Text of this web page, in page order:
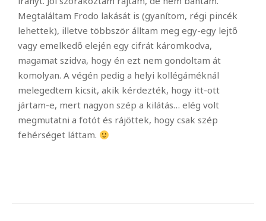
Megtaláltam Frodo lakását is (gyanítom, régi pincék
lehettek), illetve többször álltam meg egy-egy lejtő
vagy emelkedő elején egy cifrát káromkodva,
magamat szidva, hogy én ezt nem gondoltam át
komolyan. A végén pedig a helyi kollégáméknál
melegedtem kicsit, akik kérdezték, hogy itt-ott
jártam-e, mert nagyon szép a kilátás… elég volt
megmutatni a fotót és rájöttek, hogy csak szép
fehérséget láttam.